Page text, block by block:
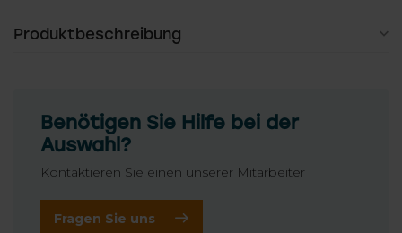
Produktbeschreibung
Benötigen Sie Hilfe bei der
Auswahl?
Kontaktieren Sie einen unserer Mitarbeiter
Fragen Sie uns